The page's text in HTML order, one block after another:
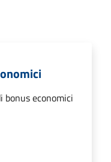
bonus economici